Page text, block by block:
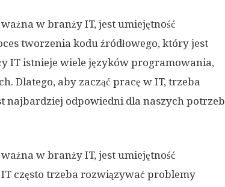
w branży IT, jest umiejętność
tworzenia kodu źródłowego, który jest
IT istnieje wiele języków programowania,
Dlatego, aby zacząć pracę w IT, trzeba
odpowiedni dla naszych potrzeb
w branży IT, jest umiejętność
często trzeba rozwiązywać problemy